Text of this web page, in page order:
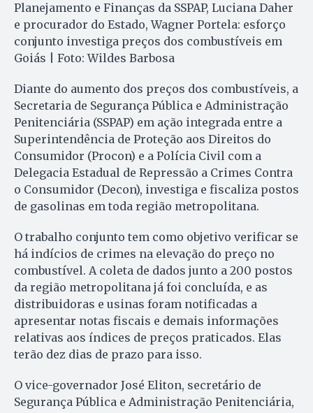
Planejamento e Finanças da SSPAP, Luciana Daher
e procurador do Estado, Wagner Portela: esforço
conjunto investiga preços dos combustíveis em
Goiás | Foto: Wildes Barbosa
Diante do aumento dos preços dos combustíveis, a
Secretaria de Segurança Pública e Administração
Penitenciária (SSPAP) em ação integrada entre a
Superintendência de Proteção aos Direitos do
Consumidor (Procon) e a Polícia Civil com a
Delegacia Estadual de Repressão a Crimes Contra
o Consumidor (Decon), investiga e fiscaliza postos
de gasolinas em toda região metropolitana.
O trabalho conjunto tem como objetivo verificar se
há indícios de crimes na elevação do preço no
combustível. A coleta de dados junto a 200 postos
da região metropolitana já foi concluída, e as
distribuidoras e usinas foram notificadas a
apresentar notas fiscais e demais informações
relativas aos índices de preços praticados. Elas
terão dez dias de prazo para isso.
O vice-governador José Eliton, secretário de
Segurança Pública e Administração Penitenciária,